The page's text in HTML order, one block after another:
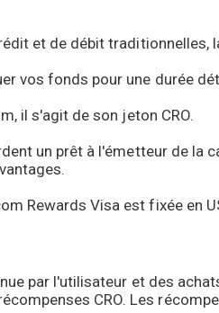
et de débit traditionnelles,
vos fonds pour une durée
il s'agit de son jeton CRO.
un prêt à l'émetteur de la
Rewards Visa est fixée en
par l'utilisateur et des
CRO. Les